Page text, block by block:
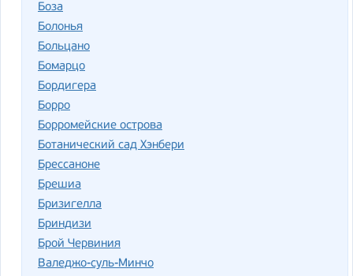
Боза
Болонья
Больцано
Бомарцо
Бордигера
Борро
Борромейские острова
Ботанический сад Хэнбери
Брессаноне
Брешиа
Бризигелла
Бриндизи
Брой Червиния
Валеджо-суль-Минчо